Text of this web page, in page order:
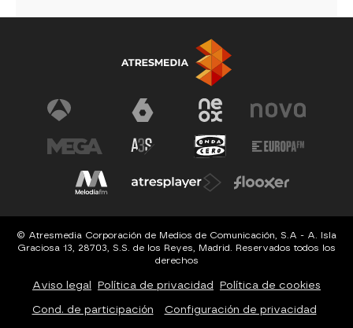
© Atresmedia Corporación de Medios de Comunicación, S.A - A. Isla
Graciosa 13, 28703, S.S. de los Reyes, Madrid. Reservados todos los
derechos
Aviso legal Política de privacidad Política de cookies
Cond. de participación Configuración de privacidad